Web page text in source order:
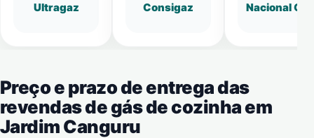
Ultragaz Consigaz Nacional Gás
Preço e prazo de entrega das
revendas de gás de cozinha em
Jardim Canguru